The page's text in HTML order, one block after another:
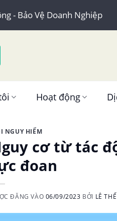
- Bảo Vệ Doanh Nghiệp
Hoạt động
NGUY HIỂM
cơ từ tác
đoan
ĐĂNG VÀO 06/09/2023 BỞI LÊ